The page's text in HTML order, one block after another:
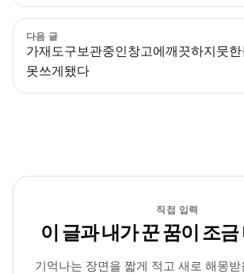
다음 글
가재도구보관중인창고에깨끗하지뭇
못쓰게됐다
직접 입력
이 글과 내가 꾼 꿈이 조
기억나는 장면을 짧게 적고 새로 해몽